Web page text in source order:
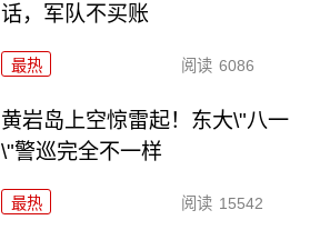
话，军队不买账
最热 阅读 6086
黄岩岛上空惊雷起！东大\"八一
\"警巡完全不一样
最热 阅读 15542